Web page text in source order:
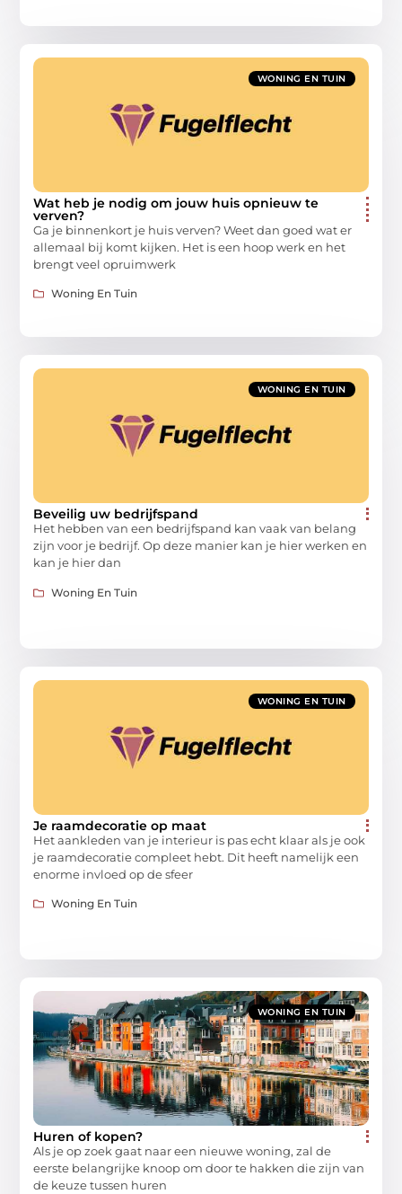
WONING EN TUIN
Wat heb je nodig om jouw huis opnieuw te
verven?
Ga je binnenkort je huis verven? Weet dan goed wat er
allemaal bij komt kijken. Het is een hoop werk en het
brengt veel opruimwerk
Woning En Tuin
WONING EN TUIN
Beveilig uw bedrijfspand
Het hebben van een bedrijfspand kan vaak van belang
zijn voor je bedrijf. Op deze manier kan je hier werken en
kan je hier dan
Woning En Tuin
WONING EN TUIN
Je raamdecoratie op maat
Het aankleden van je interieur is pas echt klaar als je ook
je raamdecoratie compleet hebt. Dit heeft namelijk een
enorme invloed op de sfeer
Woning En Tuin
WONING EN TUIN
Huren of kopen?
Als je op zoek gaat naar een nieuwe woning, zal de
eerste belangrijke knoop om door te hakken die zijn van
de keuze tussen huren